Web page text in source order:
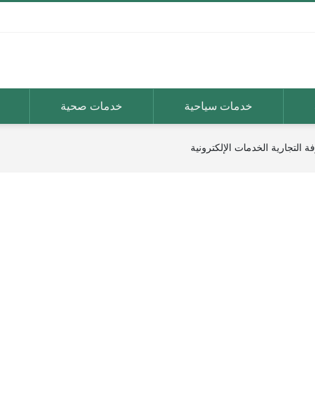
خدمات سياحية خدمات صحية
التجارية الخدمات الإلكترونية